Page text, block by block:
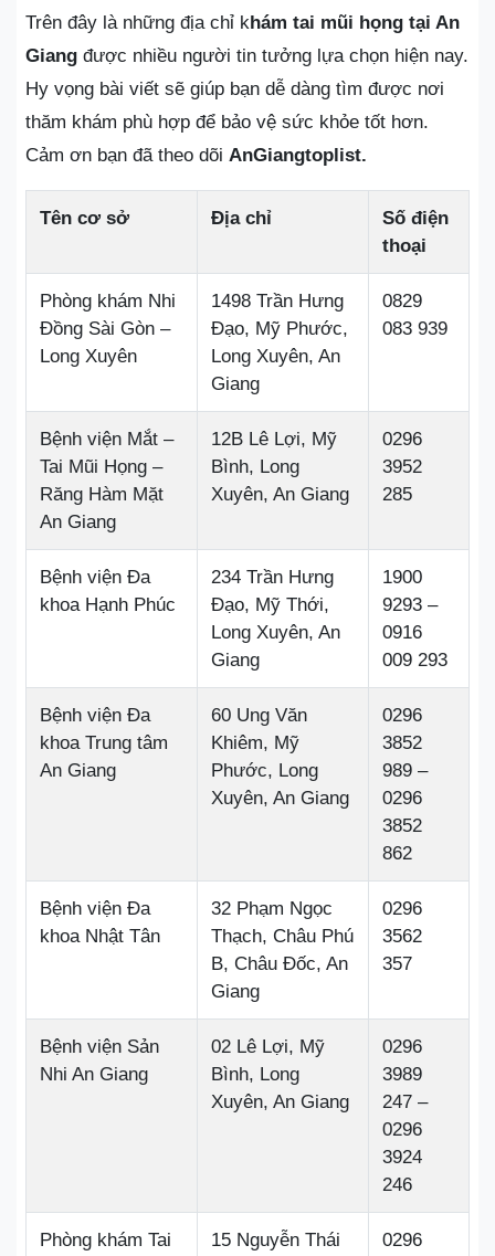
Trên đây là những địa chỉ khám tai mũi họng tại An
Giang được nhiều người tin tưởng lựa chọn hiện nay.
Hy vọng bài viết sẽ giúp bạn dễ dàng tìm được nơi
thăm khám phù hợp để bảo vệ sức khỏe tốt hơn.
Cảm ơn bạn đã theo dõi AnGiangtoplist.
Tên cơ sở Địa chỉ
Số điện
thoại
Phòng khám Nhi
Đồng Sài Gòn –
Long Xuyên
1498 Trần Hưng
Đạo, Mỹ Phước,
Long Xuyên, An
Giang
0829
083 939
Bệnh viện Mắt –
Tai Mũi Họng –
Răng Hàm Mặt
An Giang
12B Lê Lợi, Mỹ
Bình, Long
Xuyên, An Giang
0296
3952
285
Bệnh viện Đa
khoa Hạnh Phúc
234 Trần Hưng
Đạo, Mỹ Thới,
Long Xuyên, An
Giang
1900
9293 –
0916
009 293
Bệnh viện Đa
khoa Trung tâm
An Giang
60 Ung Văn
Khiêm, Mỹ
Phước, Long
Xuyên, An Giang
0296
3852
989 –
0296
3852
862
Bệnh viện Đa
khoa Nhật Tân
32 Phạm Ngọc
Thạch, Châu Phú
B, Châu Đốc, An
Giang
0296
3562
357
Bệnh viện Sản
Nhi An Giang
02 Lê Lợi, Mỹ
Bình, Long
Xuyên, An Giang
0296
3989
247 –
0296
3924
246
Phòng khám Tai
15 Nguyễn Thái
0296